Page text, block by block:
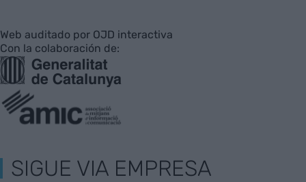
Web auditado por OJD interactiva
Con la colaboración de:
SIGUE VIA EMPRESA